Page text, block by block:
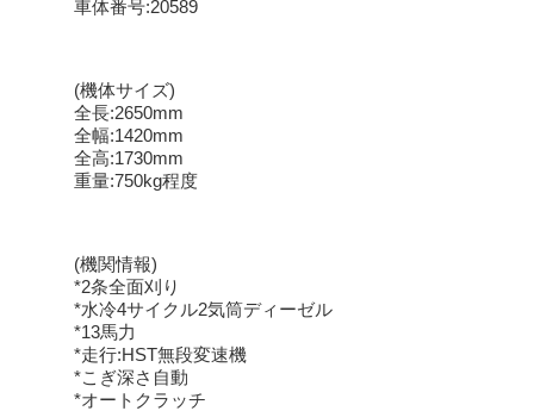
車体番号:20589
(機体サイズ)
全長:2650mm
全幅:1420mm
全高:1730mm
重量:750kg程度
(機関情報)
*2条全面刈り
*水冷4サイクル2気筒ディーゼル
*13馬力
*走行:HST無段変速機
*こぎ深さ自動
*オートクラッチ